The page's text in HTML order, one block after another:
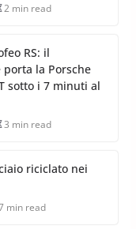
2 min read
RS: il
la Porsche
sotto i 7 minuti al
3 min read
riciclato nei
min read